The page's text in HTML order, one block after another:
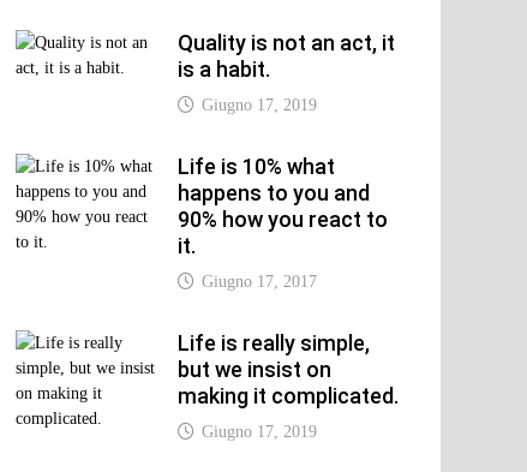
Quality is not an act, it
is a habit.
Giugno 17, 2019
Life is 10% what
happens to you and
90% how you react to
it.
Giugno 17, 2017
Life is really simple,
but we insist on
making it complicated.
Giugno 17, 2019